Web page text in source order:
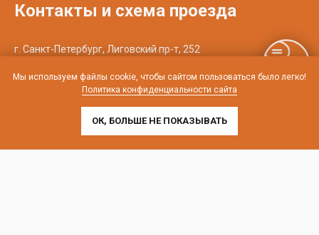
Мы используем файлы cookie, чтобы сайтом пользоваться было легко!
Политика конфиденциальности сайта
ОК, БОЛЬШЕ НЕ ПОКАЗЫВАТЬ
Контакты и схема проезда
г. Санкт-Петербург, Лиговский пр-т, 252
Выставочные офисы и склад работают по будням
с 9:00 до 18:00 без обеда
8 (800) 707-54-35
почта:cedral-zakaz@yandex.ru